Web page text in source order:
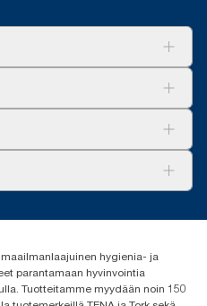
hygienia- ja
parantamaan hyvinvointia
Tuotteitamme myydään noin 150